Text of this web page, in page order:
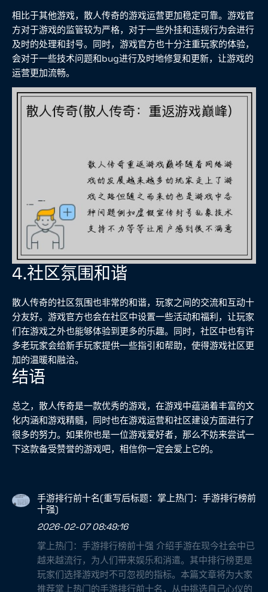
相比于其他游戏，散人传奇的游戏运营更加稳定可靠。游戏官
方对于游戏的监管较为严格，对于一些外挂和违规行为会进行
及时的处理和封号。同时，游戏官方也十分注重玩家的体验，
会对于一些技术问题和bug进行及时地修复和更新，让游戏的
运营更加流畅。
4.社区氛围和谐
散人传奇的社区氛围也非常的和谐，玩家之间的交流和互动十
分友好。游戏官方也会在社区中设置一些活动和福利，让玩家
们在游戏之外也能够体验到更多的乐趣。同时，社区中也有许
多老玩家会给新手玩家提供一些指引和帮助，使得游戏社区更
加的温暖和融洽。
结语
总之，散人传奇是一款优秀的游戏，在游戏中蕴涵着丰富的文
化内涵和游戏精髓，同时也在游戏运营和社区建设方面进行了
很多的努力。如果你也是一位游戏爱好者，那么不妨来尝试一
下这款备受赞誉的游戏吧，相信你一定会爱上它的。
手游排行前十名(重写后标题：掌上热门：手游排行榜前
十强)
2026-02-07 08:49:16
掌上热门：手游排行榜前十强 介绍手游在现今社会中已
越来越流行，为人们带来娱乐和消遣。其中排行榜更是
玩家们选择游戏时不可忽视的指标。本篇文章将为大家
推荐掌上热门的手游排行前十名，从中挑选自己心仪的